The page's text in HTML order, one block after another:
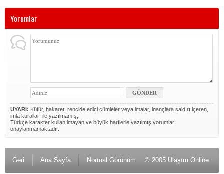
Yorumlar
UYARI: Küfür, hakaret, rencide edici cümleler veya imalar, inançlara saldırı içeren,
imla kuralları ile yazılmamış,
Türkçe karakter kullanılmayan ve büyük harflerle yazılmış yorumlar
onaylanmamaktadır.
Geri Ana Sayfa Normal Görünüm © 2005 Ulaşım Online